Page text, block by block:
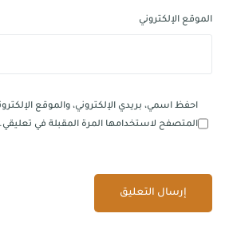
الموقع الإلكتروني
احفظ اسمي، بريدي الإلكتروني، والموقع
المتصفح لاستخدامها المرة المقبلة في تعليقي.